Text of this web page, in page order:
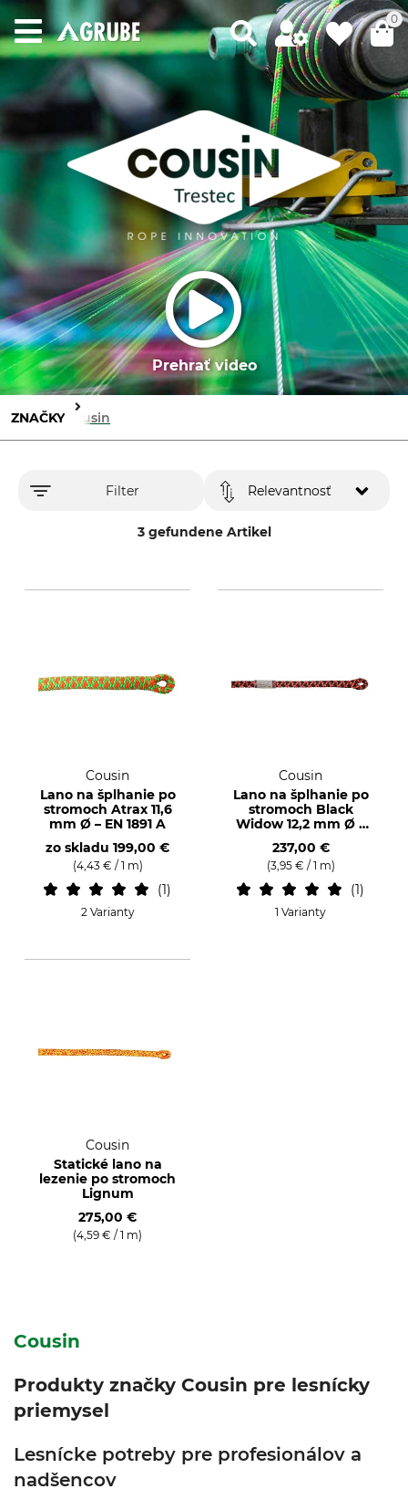
0
Prehrať video
ZNAČKY Cousin
Filter
3 gefundene Artikel
Relevantnosť
Cousin
Lano na šplhanie po
stromoch Atrax 11,6
mm Ø – EN 1891 A
zo skladu 199,00 €
(4,43 € / 1 m)
1
2 Varianty
Cousin
Lano na šplhanie po
stromoch Black
Widow 12,2 mm Ø –
237,00 €
(3,95 € / 1 m)
1
1 Varianty
Cousin
Statické lano na
lezenie po stromoch
Lignum
275,00 €
(4,59 € / 1 m)
Cousin
Produkty značky Cousin pre lesnícky
priemysel
Lesnícke potreby pre profesionálov a
nadšencov